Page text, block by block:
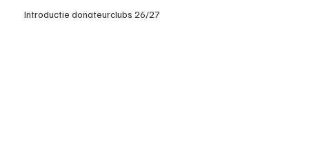
Introductie donateurclubs 26/27